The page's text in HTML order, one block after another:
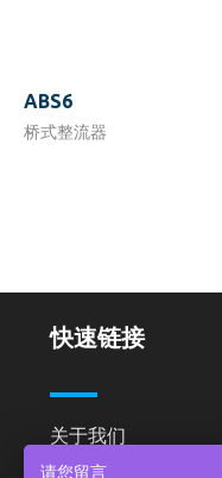
ABS6
桥式整流器
快速链接
关于我们
产品中心
请您留言